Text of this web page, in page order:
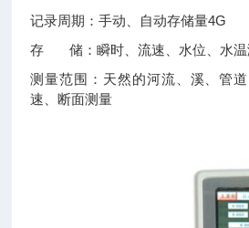
记录周期：手动、自动存储量4G
存 储：瞬时、流速、水位、水温
测量范围：天然的河流、溪、管
速、断面测量